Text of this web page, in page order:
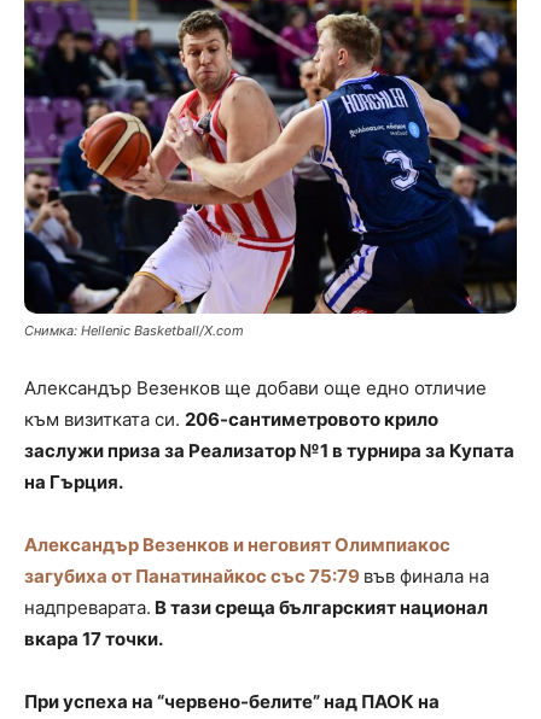
Снимка: Hellenic Basketball/X.com
Александър Везенков ще добави още едно отличие
към визитката си. 206-сантиметровото крило
заслужи приза за Реализатор №1 в турнира за Купата
на Гърция.
Александър Везенков и неговият Олимпиакос
загубиха от Панатинайкос със 75:79 във финала на
надпреварата. В тази среща българският национал
вкара 17 точки.
При успеха на “червено-белите” над ПАОК на